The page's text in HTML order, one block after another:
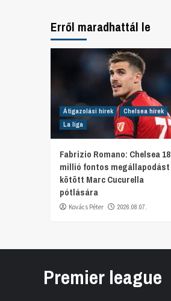
Erről maradhattál le
Átigazolási hírek
Chelsea hírek
La liga
Fabrizio Romano: Chelsea 18
millió fontos megállapodást
kötött Marc Cucurella
pótlására
Kovács Péter 2026.08.07.
Premier league